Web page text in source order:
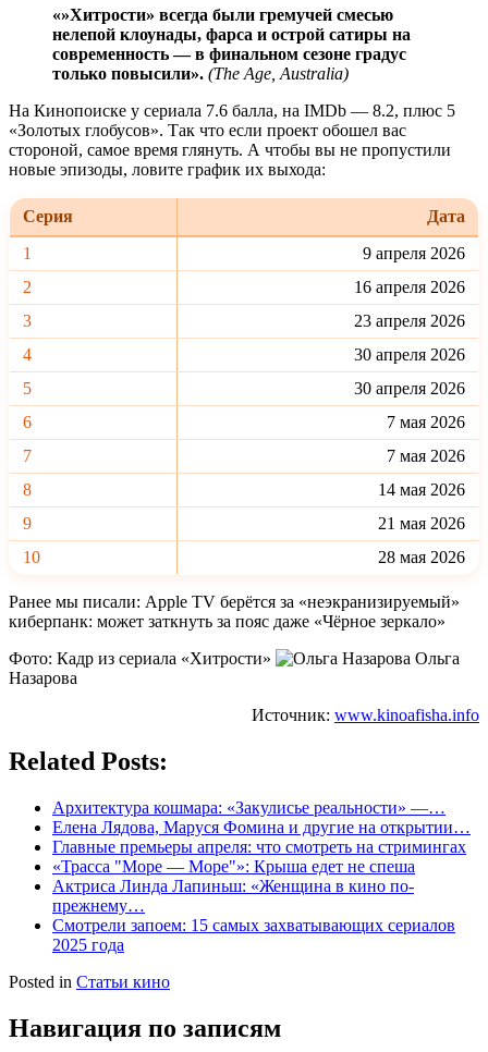
«»Хитрости» всегда были гремучей смесью
нелепой клоунады, фарса и острой сатиры на
современность — в финальном сезоне градус
только повысили». (The Age, Australia)
На Кинопоиске у сериала 7.6 балла, на IMDb — 8.2, плюс 5
«Золотых глобусов». Так что если проект обошел вас
стороной, самое время глянуть. А чтобы вы не пропустили
новые эпизоды, ловите график их выхода:
Серия
Дата
1
9 апреля 2026
2
16 апреля 2026
3
23 апреля 2026
4
30 апреля 2026
5
30 апреля 2026
6
7 мая 2026
7
7 мая 2026
8
14 мая 2026
9
21 мая 2026
10
28 мая 2026
Ранее мы писали: Apple TV берётся за «неэкранизируемый»
киберпанк: может заткнуть за пояс даже «Чёрное зеркало»
Фото: Кадр из сериала «Хитрости»
Ольга
Назарова
Источник: www.kinoafisha.info
Related Posts:
Архитектура кошмара: «Закулисье реальности» —…
Елена Лядова, Маруся Фомина и другие на открытии…
Главные премьеры апреля: что смотреть на стримингах
«Трасса "Море — Море"»: Крыша едет не спеша
Актриса Линда Лапиньш: «Женщина в кино по-
прежнему…
Смотрели запоем: 15 самых захватывающих сериалов
2025 года
Posted in Статьи кино
Навигация по записям